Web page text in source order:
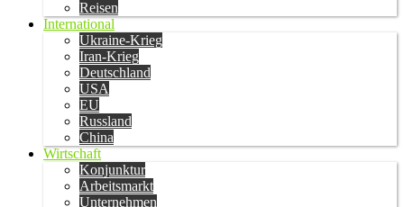
Reisen
International
Ukraine-Krieg
Iran-Krieg
Deutschland
USA
EU
Russland
China
Wirtschaft
Konjunktur
Arbeitsmarkt
Unternehmen